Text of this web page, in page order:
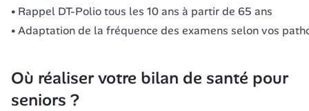
Rappel DT-Polio tous les 10 ans à partir de 65 ans
Adaptation de la fréquence des examens selon vos
Où réaliser votre bilan de santé pour
seniors ?